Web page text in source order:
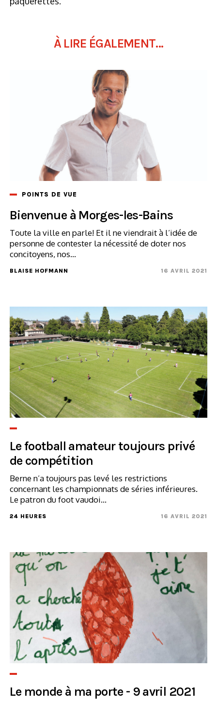
À LIRE ÉGALEMENT...
POINTS DE VUE
Bienvenue à Morges-les-Bains
Toute la ville en parle! Et il ne viendrait à l’idée de
personne de contester la nécessité de doter nos
concitoyens, nos...
BLAISE HOFMANN 16 AVRIL 2021
Le football amateur toujours privé
de compétition
Berne n’a toujours pas levé les restrictions
concernant les championnats de séries inférieures.
Le patron du foot vaudoi...
24 HEURES 16 AVRIL 2021
Le monde à ma porte - 9 avril 2021